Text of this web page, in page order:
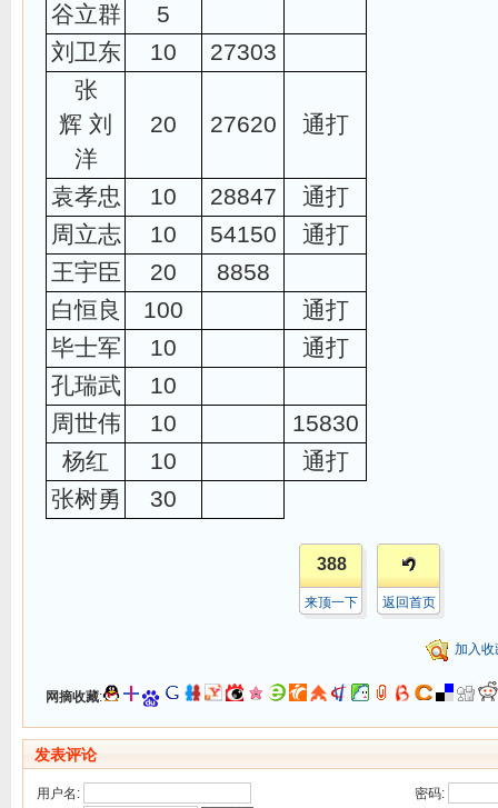
谷立群
5
刘卫东
10
27303
张
辉 刘
洋
20 27620 通打
袁孝忠 10 28847
通打
周立志
10 54150
通打
王宇臣
20
8858
白恒良
100
通打
毕士军
10
通打
孔瑞武
10
周世伟
10
15830
杨红
10
通打
张树勇
30
388
来顶一下 返回首页
加入收
网摘收藏:
发表评论
用户名:
密码: